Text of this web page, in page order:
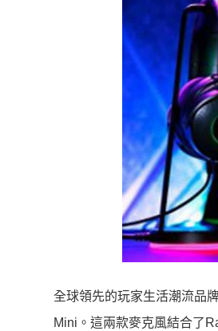
全球領先的玩家生活潮流品
Mini。這兩款麥克風結合了